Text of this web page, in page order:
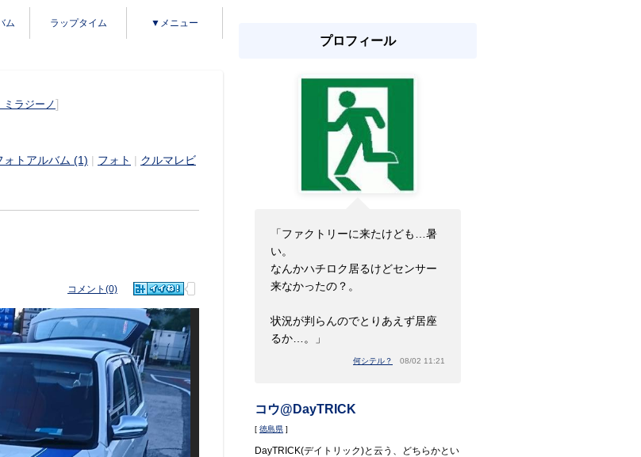
ム ラップタイム ▼メニュー
ミラジーノ]
ォトアルバム (1) | フォト | クルマレビ
コメント(0)
プロフィール
「ファクトリーに来たけども…暑
い。
なんかハチロク居るけどセンサー
来なかったの？。
状況が判らんのでとりあえず居座
るか…。」
何シテル？ 08/02 11:21
コウ@DayTRICK
[ 徳島県 ]
DayTRICK(デイトリック)と云う、どちらかとい